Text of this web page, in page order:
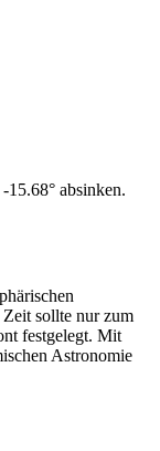
absinken.
Zeit sollte nur zum
festgelegt. Mit
Astronomie